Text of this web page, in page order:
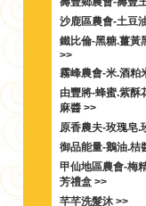
沙鹿區農會-土豆
鐵比倫-黑糖.薑黃
>>
霧峰農會-米.酒粕
由豐將-蜂蜜.紫酥
麻醬 >>
原香農夫-玫瑰皂.
御品能量-鵝油.桔
甲仙地區農會-梅
芳禮盒 >>
芊芊洗髮沐 >>